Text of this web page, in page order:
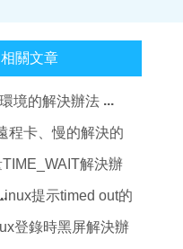
相關文章
境的解決辦法
程卡、慢的解決的
TIME_WAIT解決辦
提示timed out的
登錄時黑屏解決辦